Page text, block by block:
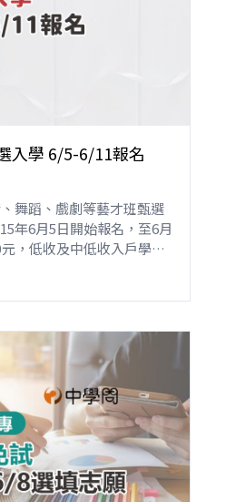
入學 6/5-6/11報名
舞蹈、戲劇等藝才班甄選
年6月5日開始報名，至6月
，低收及中低收入戶學生
由學校辦理集體報名，非
上登錄，並郵寄報名資料。